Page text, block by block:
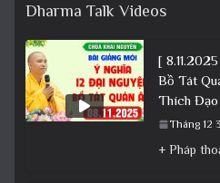
Dharma Talk Videos
[
Bồ Tát
Thích Đạo
Tháng 12